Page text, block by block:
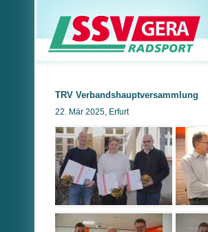
TRV Verbandshauptversammlung
22. Mär 2025, Erfurt